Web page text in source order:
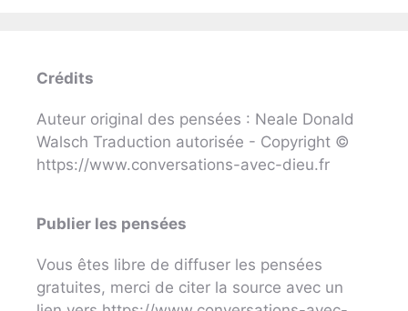
Crédits
Auteur original des pensées : Neale Donald
Walsch Traduction autorisée - Copyright ©
https://www.conversations-avec-dieu.fr
Publier les pensées
Vous êtes libre de diffuser les pensées
gratuites, merci de citer la source avec un